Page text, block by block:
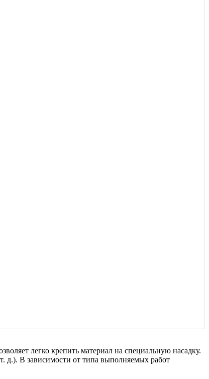
легко крепить материал на специальную насадку.
д.). В зависимости от типа выполняемых работ